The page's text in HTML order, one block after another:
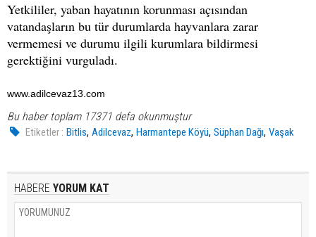
Yetkililer, yaban hayatının korunması açısından
vatandaşların bu tür durumlarda hayvanlara zarar
vermemesi ve durumu ilgili kurumlara bildirmesi
gerektiğini vurguladı.
www.adilcevaz13.com
Bu haber toplam 17371 defa okunmuştur
Etiketler : Bitlis,Adilcevaz,Harmantepe Köyü,Süphan Dağı,Vaşak
HABERE YORUM KAT